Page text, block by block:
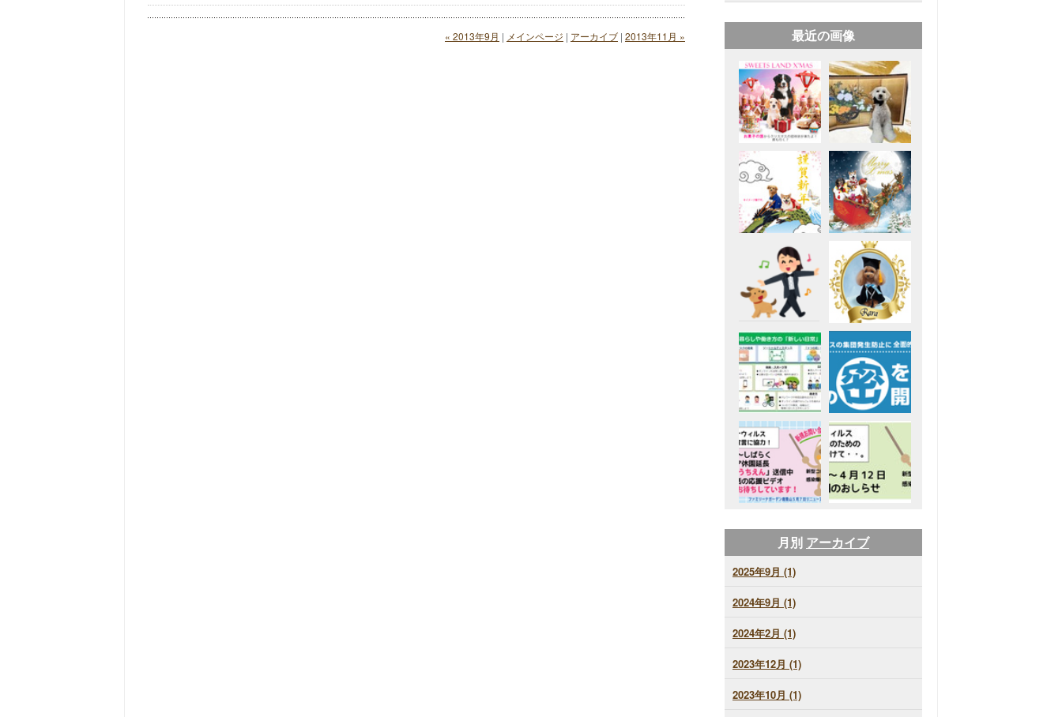
« 2013年9月 | メインページ | アーカイブ | 2013年11月 » 最近の画像
月別 アーカイブ
2025年9月 (1)
2024年9月 (1)
2024年2月 (1)
2023年12月 (1)
2023年10月 (1)